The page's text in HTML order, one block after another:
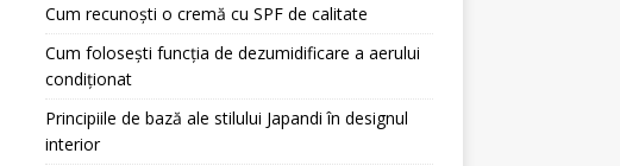
Cum recunoști o cremă cu SPF de calitate
Cum folosești funcția de dezumidificare a aerului
condiționat
Principiile de bază ale stilului Japandi în designul
interior